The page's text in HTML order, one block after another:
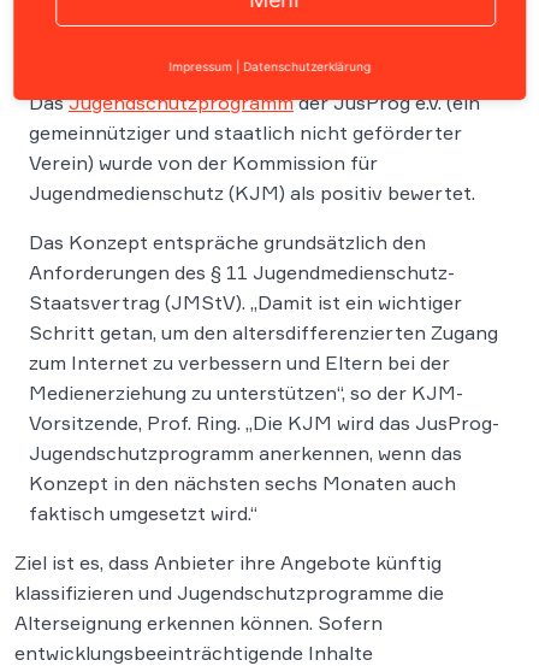
DasJugendschutzprogrammder JusProg e.V. (ein
gemeinnütziger und staatlich nicht geförderter
Verein) wurde von der Kommission für
Jugendmedienschutz (KJM) als positiv bewertet.
Das Konzept entspräche grundsätzlich den
Anforderungen des § 11 Jugendmedienschutz-
Staatsvertrag (JMStV). „Damit ist ein wichtiger
Schritt getan, um den altersdifferenzierten Zugang
zum Internet zu verbessern und Eltern bei der
Medienerziehung zu unterstützen“, so der KJM-
Vorsitzende, Prof. Ring. „Die KJM wird das JusProg-
Jugendschutzprogramm anerkennen, wenn das
Konzept in den nächsten sechs Monaten auch
faktisch umgesetzt wird.“
Ziel ist es, dass Anbieter ihre Angebote künftig
klassifizieren und Jugendschutzprogramme die
Alterseignung erkennen können. Sofern
entwicklungsbeeinträchtigende Inhalte
Impressum Datenschutzerklärung